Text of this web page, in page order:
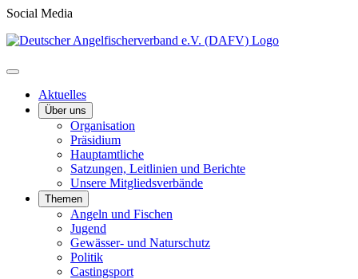
Social Media
Aktuelles
Über uns
Organisation
Präsidium
Hauptamtliche
Satzungen, Leitlinien und Berichte
Unsere Mitgliedsverbände
Themen
Angeln und Fischen
Jugend
Gewässer- und Naturschutz
Politik
Castingsport